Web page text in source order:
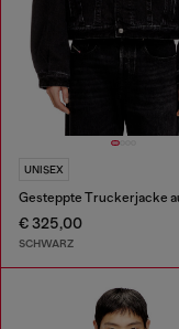
UNISEX
€ 325,00
SCHWARZ